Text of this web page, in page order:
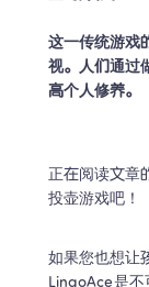
这一传统游戏
视。人们通过
高个人修养。
正在阅读文章
投壶游戏吧！
如果您也想让
LingoAce是不